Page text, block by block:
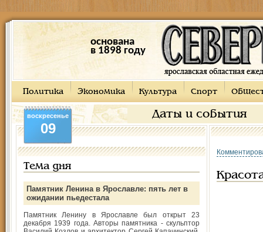
основана
в 1898 году
Политика Экономика Культура Спорт
Даты и события
воскресенье
09
Тема дня
Памятник Ленина в Ярославле: пять лет в
ожидании пьедестала
Памятник Ленину в Ярославле был открыт 23
декабря 1939 года. Авторы памятника - скульптор